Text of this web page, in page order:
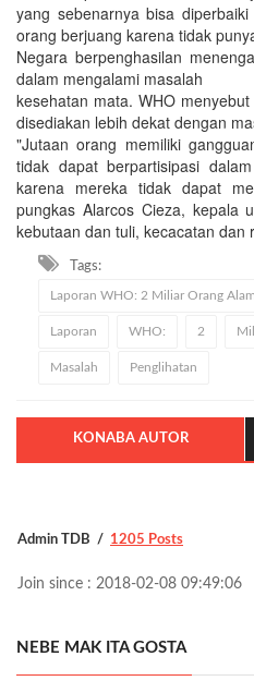
yang sebenarnya bisa
orang berjuang karena tidak
Negara berpenghasilan
dalam mengalami masalah
kesehatan mata. WHO
disediakan lebih dekat dengan
"Jutaan orang memiliki
tidak dapat berpartisipasi
karena mereka tidak dapat
pungkas Alarcos Cieza, kepala
kebutaan dan tuli, kecacatan dan
Tags:
Laporan WHO: 2 Miliar Orang
Laporan WHO: 2
Masalah Penglihatan
KONABA AUTOR
Admin TDB 1205 Posts
Join since : 2018-02-08 09:49:06
NEBE MAK ITA GOSTA